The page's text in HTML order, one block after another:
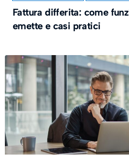
Fattura differita: come
emette e casi pratici